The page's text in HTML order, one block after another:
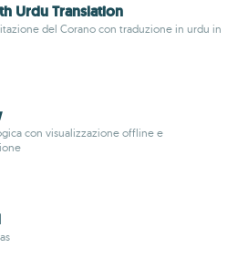
Urdu Translation
del Corano con traduzione in urdu in
con visualizzazione offline e